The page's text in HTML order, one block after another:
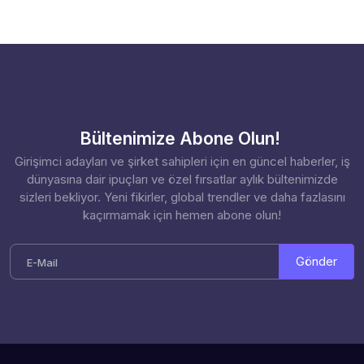
Bültenimize Abone Olun!
Girişimci adayları ve şirket sahipleri için en güncel haberler, iş
dünyasına dair ipuçları ve özel fırsatlar aylık bültenimizde
sizleri bekliyor. Yeni fikirler, global trendler ve daha fazlasını
kaçırmamak için hemen abone olun!
Gönder